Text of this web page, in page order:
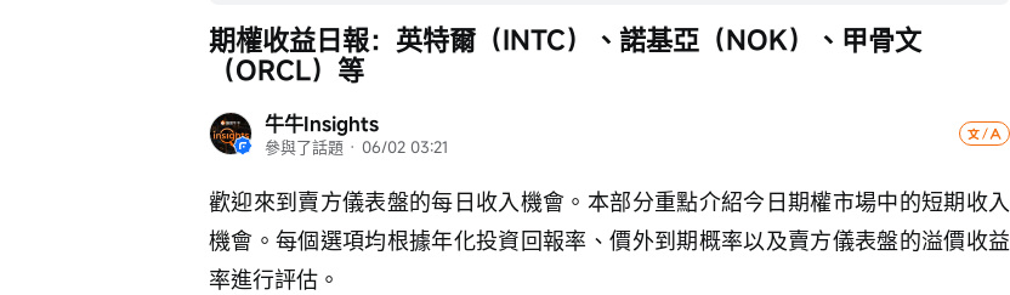
牛牛Insights
參與了話題 · 06/02 03:21
期權收益日報：英特爾（INTC）、諾基亞（NOK）、甲骨文
（ORCL）等
歡迎來到賣方儀表盤的每日收入機會。本部分重點介紹今日期權市場中的短期收入
機會。每個選項均根據年化投資回報率、價外到期概率以及賣方儀表盤的溢價收益
率進行評估。